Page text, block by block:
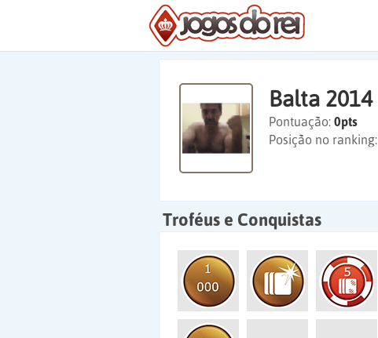
Balta 2014
Pontuação: 0pts
Posição no ranking:
Troféus e Conquistas